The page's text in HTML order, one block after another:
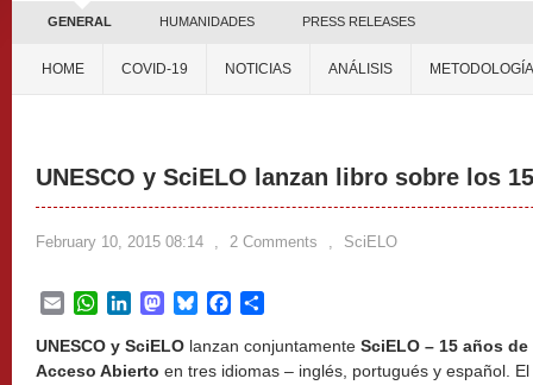
GENERAL HUMANIDADES PRESS RELEASES
HOME COVID-19 NOTICIAS ANÁLISIS METODOLOGÍA
UNESCO y SciELO lanzan libro sobre los
February 10, 2015 08:14 , 2 Comments , SciELO
EmailWhatsApp
LinkedInMastodon
BlueskyFacebook
UNESCO y SciELO lanzan conjuntamente SciELO – 15 años de
Acceso Abierto en tres idiomas – inglés, portugués y español. El